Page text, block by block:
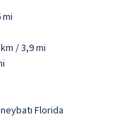
/ 3,9 mi
Florida